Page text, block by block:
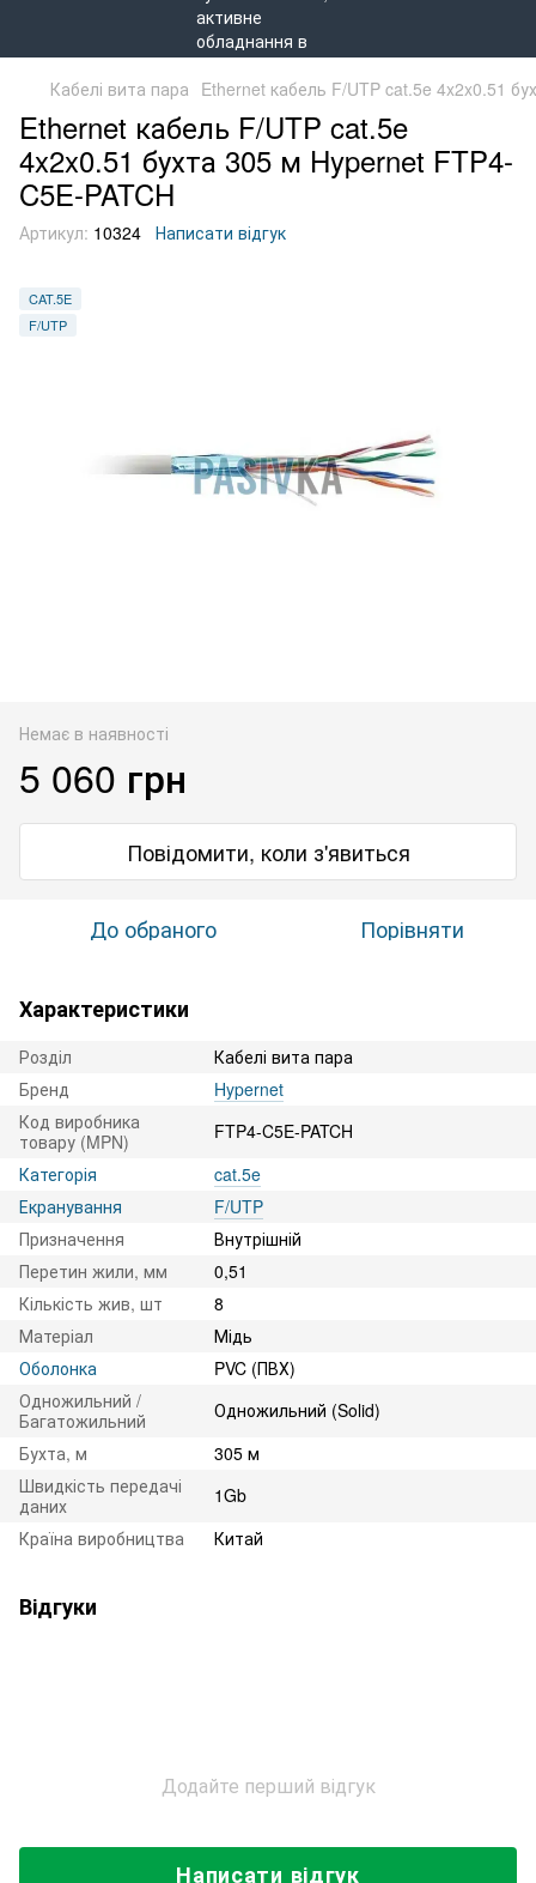
Кабелі вита пара Ethernet кабель F/UTP cat.5e 4x2x0.51
Ethernet кабель F/UTP cat.5e
4x2x0.51 бухта 305 м Hypernet FTP4-
C5E-PATCH
Артикул: 10324 Написати відгук
CAT.5E
F/UTP
Немає в наявності
5 060 грн
Повідомити, коли з'явиться
До обраного Порівняти
Характеристики
Розділ
Кабелі вита пара
Бренд
Hypernet
Код виробника
товару (MPN)
FTP4-C5E-PATCH
Категорія
cat.5e
Екранування
F/UTP
Призначення
Внутрішній
Перетин жили, мм
0,51
Кількість жив, шт
8
Матеріал
Мідь
Оболонка
PVC (ПВХ)
Одножильний /
Багатожильний
Одножильний (Solid)
Бухта, м
305 м
Швидкість передачі
даних
1Gb
Країна виробництва
Китай
Відгуки
Додайте перший відгук
Написати відгук